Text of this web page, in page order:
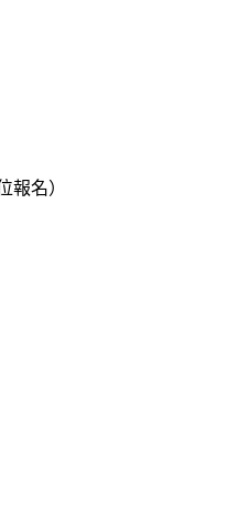
報名）